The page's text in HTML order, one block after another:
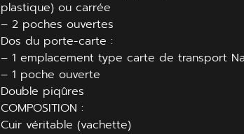
plastique) ou carrée
– 2 poches ouvertes
Dos du porte-carte :
– 1 emplacement type carte de transport
– 1 poche ouverte
Double piqûres
COMPOSITION :
Cuir véritable (vachette)